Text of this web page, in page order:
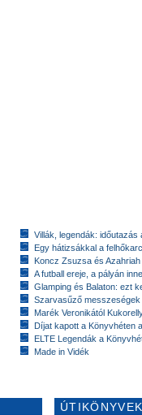
Villák, legendák: időutazás
Egy hátizsákkal a
Koncz Zsuzsa és
A futball ereje, a pályán
Glamping és Balaton: ezt
Szarvasűző messzeségek
Marék Veronikától
Díjat kapott a Könyvhéten
ELTE Legendák a
Made in Vidék